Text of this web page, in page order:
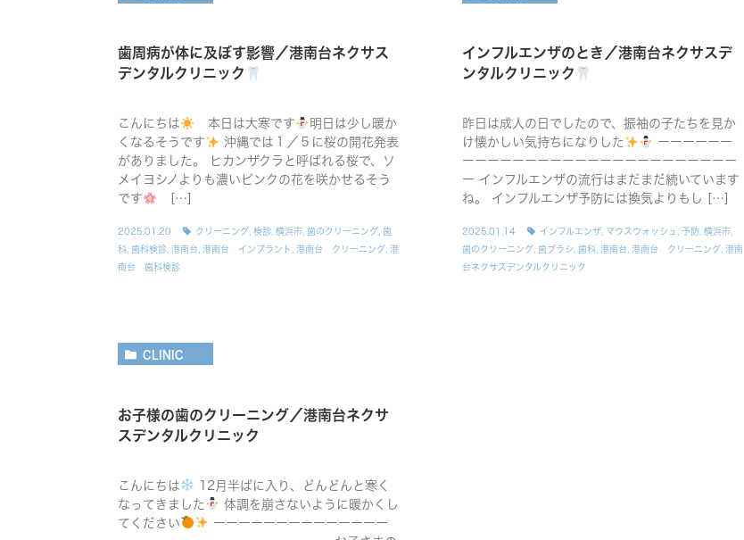
歯周病が体に及ぼす影響／港南台ネクサス
デンタルクリニック
こんにちは 本日は大寒です
明日は少し暖か
くなるそうです
沖縄では１／５に桜の開花発表
がありました。 ヒカンザクラと呼ばれる桜で、ソ
メイヨシノよりも濃いピンクの花を咲かせるそう
です
[…]
2025.01.20 クリーニング 検診 横浜市 歯のクリーニング 歯
科 歯科検診 港南台 港南台 インプラント 港南台 クリーニング 港
南台 歯科検診
インフルエンザのとき／港南台ネクサスデ
ンタルクリニック
昨日は成人の日でしたので、振袖の子たちを見か
け懐かしい気持ちになりした
ーーーーーー
ーーーーーーーーーーーーーーーーーーーーーー
ー インフルエンザの流行はまだまだ続いています
ね。 インフルエンザ予防には換気よりもし […]
2025.01.14 インフルエンザ マウスウォッシュ ,予防 ,横浜市
歯のクリーニング ,歯ブラシ ,歯科 ,港南台 ,港南台 クリーニング ,港南
台ネクサスデンタルクリニック
CLINIC
お子様の歯のクリーニング／港南台ネクサ
スデンタルクリニック
こんにちは
12月半ばに入り、どんどんと寒く
なってきました
体調を崩さないように暖かくし
てください
ーーーーーーーーーーーーーー